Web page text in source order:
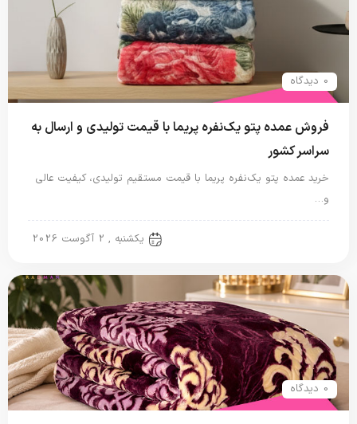
0 دیدگاه
فروش عمده پتو یک‌نفره پریما با قیمت تولیدی و ارسال به
سراسر کشور
خرید عمده پتو یک‌نفره پریما با قیمت مستقیم تولیدی، کیفیت عالی
و…
یکشنبه , 2 آگوست 2026
0 دیدگاه